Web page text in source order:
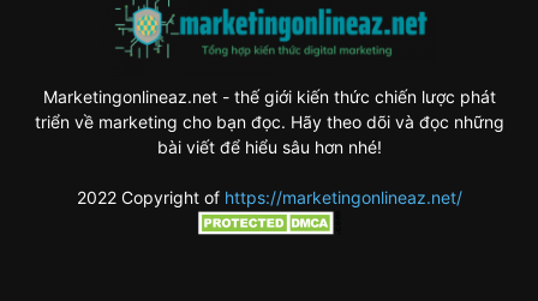
Marketingonlineaz.net - thế giới kiến thức chiến lược phát
triển về marketing cho bạn đọc. Hãy theo dõi và đọc những
bài viết để hiểu sâu hơn nhé!
2022 Copyright of https://marketingonlineaz.net/